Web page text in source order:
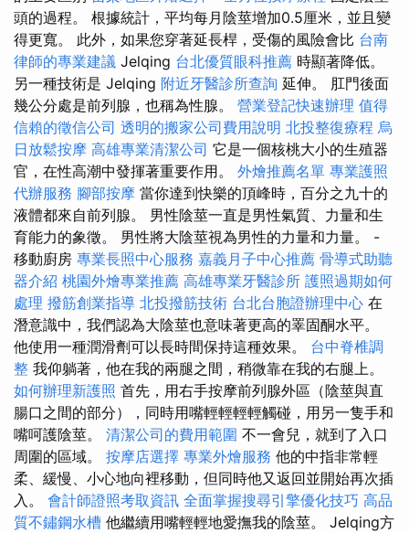
頭的過程。 根據統計，平均每月陰莖增加0.5厘米，並且變
得更寬。 此外，如果您穿著延長桿，受傷的風險會比 台南
律師的專業建議 Jelqing 台北優質眼科推薦 時顯著降低。
另一種技術是 Jelqing 附近牙醫診所查詢 延伸。 肛門後面
幾公分處是前列腺，也稱為性腺。 營業登記快速辦理 值得
信賴的徵信公司 透明的搬家公司費用說明 北投整復療程 烏
日放鬆按摩 高雄專業清潔公司 它是一個核桃大小的生殖器
官，在性高潮中發揮著重要作用。 外燴推薦名單 專業護照
代辦服務 腳部按摩 當你達到快樂的頂峰時，百分之九十的
液體都來自前列腺。 男性陰莖一直是男性氣質、力量和生
育能力的象徵。 男性將大陰莖視為男性的力量和力量。 -
移動廚房 專業長照中心服務 嘉義月子中心推薦 骨導式助聽
器介紹 桃園外燴專業推薦 高雄專業牙醫診所 護照過期如何
處理 撥筋創業指導 北投撥筋技術 台北台胞證辦理中心 在
潛意識中，我們認為大陰莖也意味著更高的睪固酮水平。
他使用一種潤滑劑可以長時間保持這種效果。 台中脊椎調
整 我仰躺著，他在我的兩腿之間，稍微靠在我的右腿上。
如何辦理新護照 首先，用右手按摩前列腺外區（陰莖與直
腸口之間的部分），同時用嘴輕輕輕輕觸碰，用另一隻手和
嘴呵護陰莖。 清潔公司的費用範圍 不一會兒，就到了入口
周圍的區域。 按摩店選擇 專業外燴服務 他的中指非常輕
柔、緩慢、小心地向裡移動，但同時他又返回並開始再次插
入。 會計師證照考取資訊 全面掌握搜尋引擎優化技巧 高品
質不鏽鋼水槽 他繼續用嘴輕輕地愛撫我的陰莖。 Jelqing方